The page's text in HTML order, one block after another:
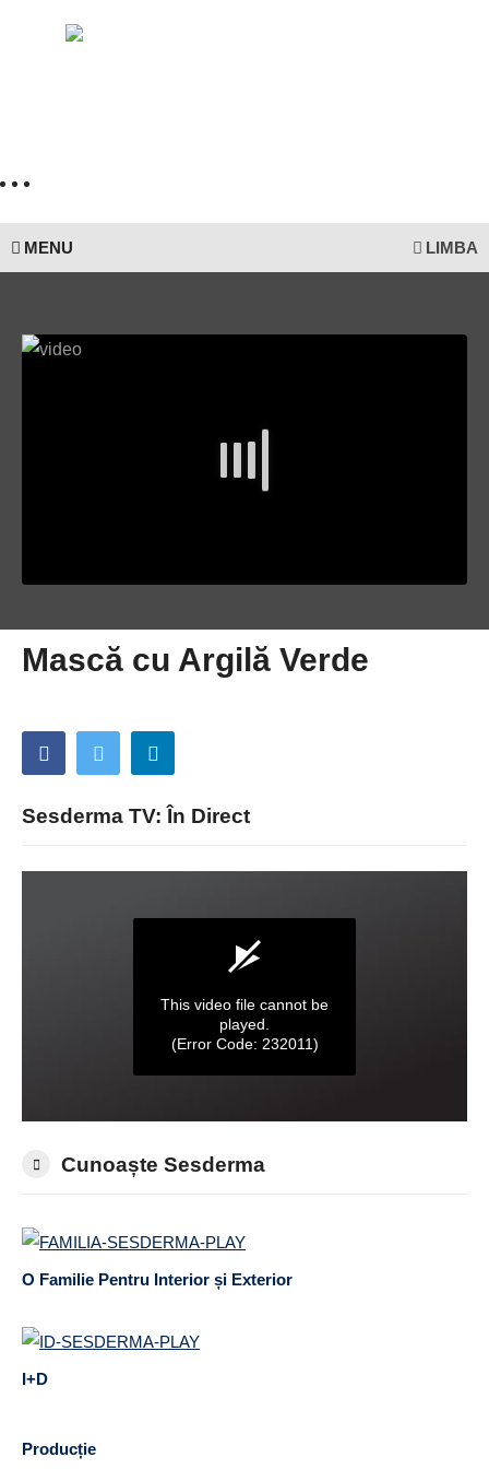
MENU LIMBA
Mască cu Argilă Verde
Sesderma TV: În Direct
Cunoaște Sesderma
O Familie Pentru Interior și Exterior
I+D
Producție